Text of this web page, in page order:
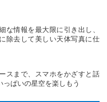
な情報を最大限に引き出し、
除去して美しい天体写真に仕
スまで、スマホをかざすと話
ぱいの星空を楽しもう